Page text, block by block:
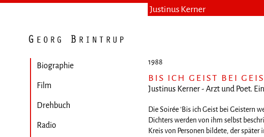
Justinus Kerner
Biographie
Film
Drehbuch
Radio
1988
BIS ICH GEIST BEI
Justinus Kerner - Arzt und Poet.
Die Soirée 'Bis ich Geist bei Geistern
Dichters werden von ihm selbst
Kreis von Personen bildete, der